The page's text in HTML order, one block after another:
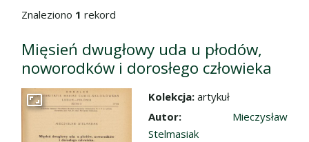
Znaleziono 1 rekord
Mięsień dwugłowy uda u płodów,
noworodków i dorosłego człowieka
Przejdź do zbioru
Kolekcja: artykuł
Autor: Mieczysław
Stelmasiak